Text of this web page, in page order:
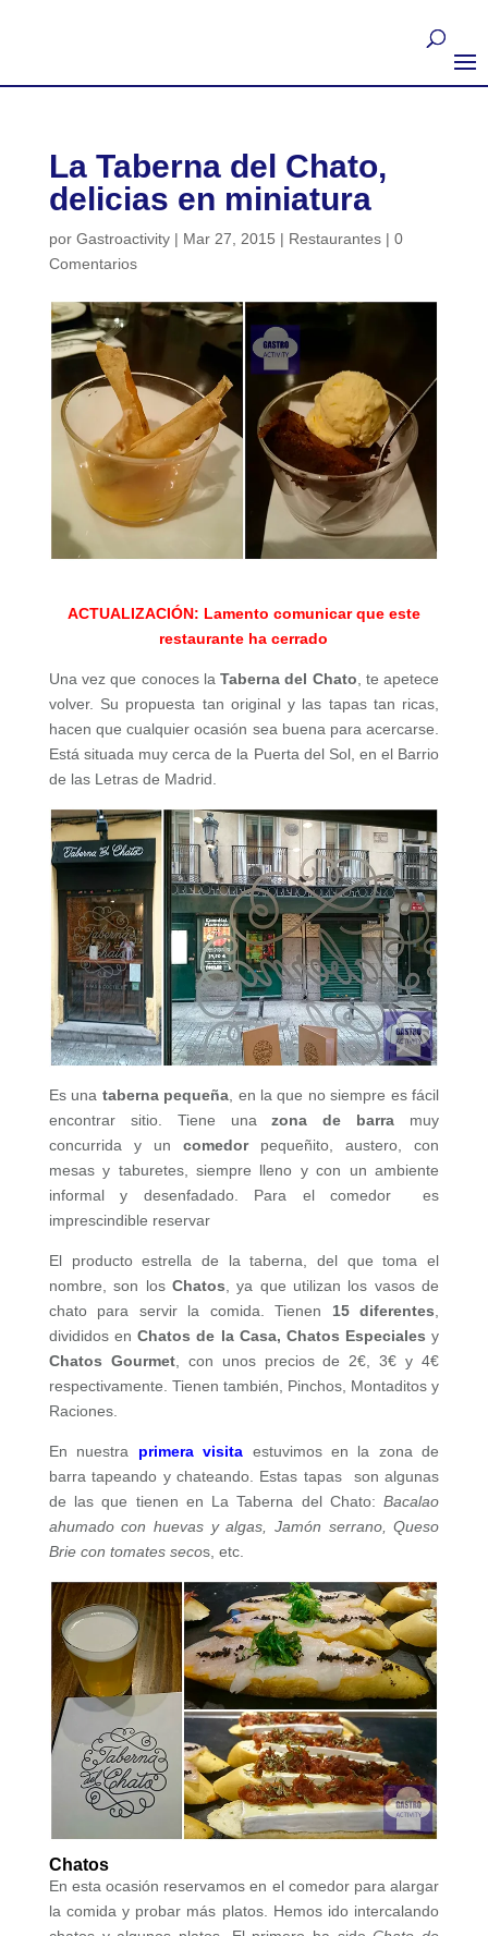
La Taberna del Chato,
delicias en miniatura
por Gastroactivity| Mar 27, 2015 | Restaurantes| 0
Comentarios
ACTUALIZACIÓN: Lamento comunicar que este
restaurante ha cerrado
Una vez que conoces laTaberna del Chato , te apetece
volver. Su propuesta tan original y las tapas tan ricas,
hacen que cualquier ocasión sea buena para acercarse.
Está situada muy cerca de la Puerta del Sol, en el Barrio
de las Letras de Madrid.
Es una taberna pequeña, en la que no siempre es fácil
encontrar sitio. Tiene unazona de barra muy
concurrida y un comedorpequeñito, austero, con
mesas y taburetes, siempre lleno y con un ambiente
informal y desenfadado. Para el comedor es
imprescindible reservar
El producto estrella de la taberna, del que toma el
nombre, son los Chatos, ya que utilizan los vasos de
chato para servir la comida. Tienen 15 diferentes,
divididos enChatos de la Casa, Chatos Especiales y
Chatos Gourmet, con unos precios de 2€, 3€ y 4€
respectivamente. Tienen también, Pinchos, Montaditos y
Raciones.
En nuestra primera visita estuvimos en la zona de
barra tapeando y chateando. Estas tapas son algunas
de las que tienen en La Taberna del Chato:Bacalao
ahumado con huevas y algas, Jamón serrano, Queso
Brie con tomates secos, etc.
Chatos
En esta ocasión reservamos en el comedor para alargar
la comida y probar más platos. Hemos ido intercalando